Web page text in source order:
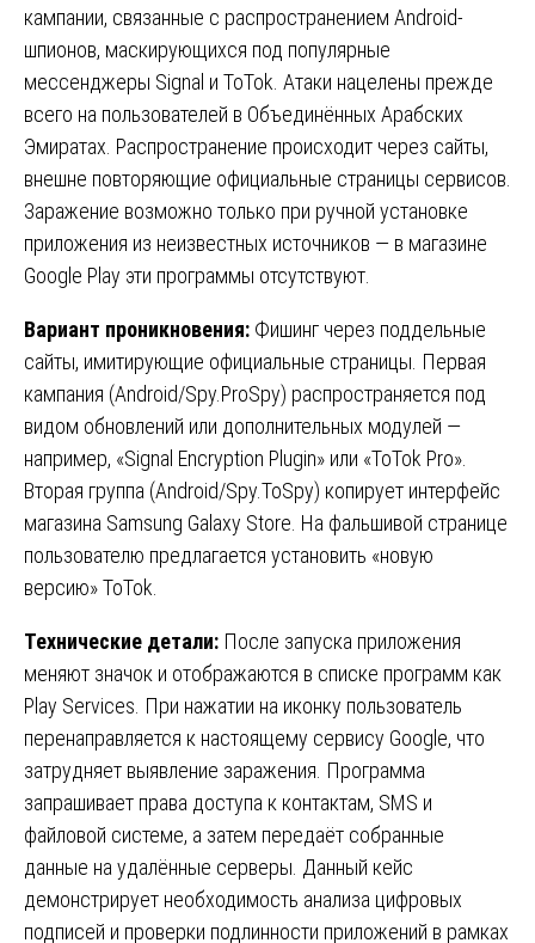
кампании, связанные с распространением Android-
шпионов, маскирующихся под популярные
мессенджеры Signal и ToTok. Атаки нацелены прежде
всего на пользователей в Объединённых Арабских
Эмиратах. Распространение происходит через сайты,
внешне повторяющие официальные страницы сервисов.
Заражение возможно только при ручной установке
приложения из неизвестных источников — в магазине
Google Play эти программы отсутствуют.
Вариант проникновения: Фишинг через поддельные
сайты, имитирующие официальные страницы. Первая
кампания (Android/Spy.ProSpy) распространяется под
видом обновлений или дополнительных модулей —
например, «Signal Encryption Plugin» или «ToTok Pro».
Вторая группа (Android/Spy.ToSpy) копирует интерфейс
магазина Samsung Galaxy Store. На фальшивой странице
пользователю предлагается установить «новую
версию» ToTok.
Технические детали: После запуска приложения
меняют значок и отображаются в списке программ как
Play Services. При нажатии на иконку пользователь
перенаправляется к настоящему сервису Google, что
затрудняет выявление заражения. Программа
запрашивает права доступа к контактам, SMS и
файловой системе, а затем передаёт собранные
данные на удалённые серверы. Данный кейс
демонстрирует необходимость анализа цифровых
подписей и проверки подлинности приложений в рамках